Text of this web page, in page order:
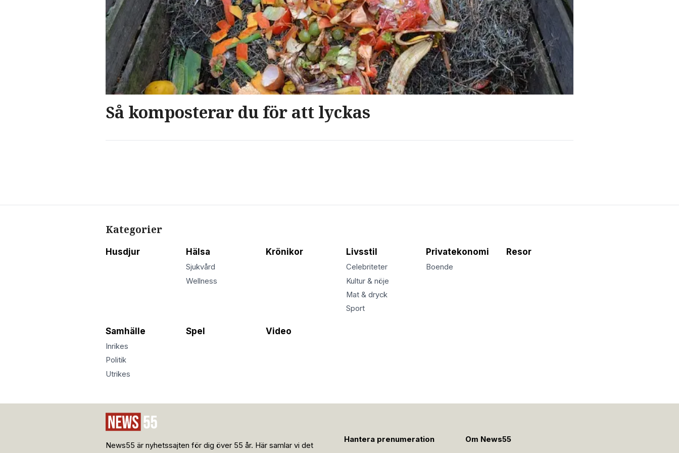
Så komposterar du för att lyckas
Kategorier
Husdjur Hälsa
Sjukvård
Wellness
Krönikor Livsstil
Celebriteter
Kultur & nöje
Mat & dryck
Sport
Privatekonomi
Boende
Resor
Samhälle
Inrikes
Politik
Utrikes
Spel Video
News55 är nyhetssajten för dig över 55 år. Här samlar vi det
Hantera prenumeration Om News55